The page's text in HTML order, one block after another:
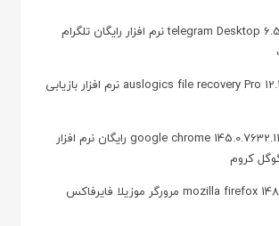
دانلود telegram Desktop 6.5.1 نرم افزار رایگان تلگرام
دانلود auslogics file recovery Pro 12.1.1 نرم افزار بازیابی
دانلود google chrome 145.0.7632.117 رایگان نرم افزار
کروم